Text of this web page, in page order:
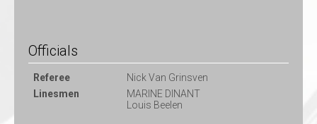
Officials
Referee
Nick Van Grinsven
Linesmen
MARINE DINANT
Louis Beelen